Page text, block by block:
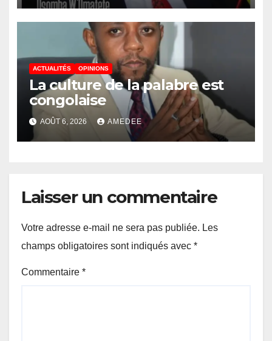
l’accessibilité des ménages
aux biens et services sociaux
de base dans la Ville Province
de Kinshasa », devant le jury
conduit par le Prof. Mabi
Mulumba
ACTUALITÉS OPINIONS
La culture de la palabre est
congolaise
AOÛT 6, 2026 AMEDEE
Laisser un commentaire
Votre adresse e-mail ne sera pas publiée. Les
champs obligatoires sont indiqués avec *
Commentaire *